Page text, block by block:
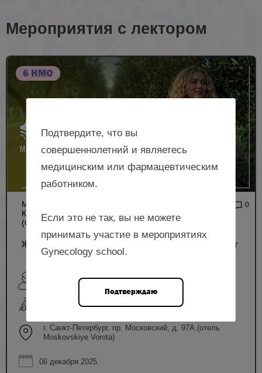
Мероприятия с лектором
6 НМО
МЕЖРЕГИОНАЛЬНАЯ
КОНФЕРЕНЦИЯ РОАГ
(ОЧНЫЙ ФОРМАТ)
0
Женское здоровье и ожирение, г. Санкт-Петербург
Юренева С.В., Лискер А.В., Акиньшина С.В.,
очный формат
г. Санкт-Петербург, пр. Московский, д. 97А (отель
Moskovskiye Vorota)
06 декабря 2025
Подтвердите, что вы
совершеннолетний и являетесь
медицинским или фармацевтическим
работником.
Если это не так, вы не можете
принимать участие в мероприятиях
Gynecology school.
Подтверждаю